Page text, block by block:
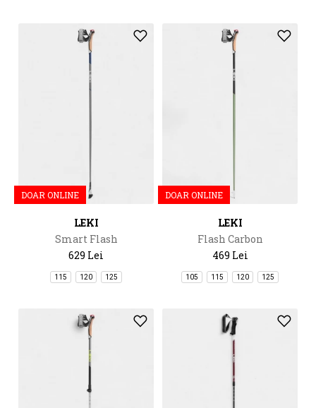
DOAR ONLINE
LEKI
Smart Flash
629 Lei
115 120 125
DOAR ONLINE
LEKI
Flash Carbon
469 Lei
105 115 120 125